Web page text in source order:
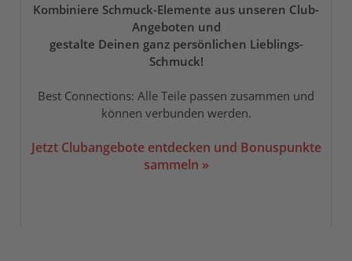
Kombiniere Schmuck-Elemente aus unseren Club-
Angeboten und
gestalte Deinen ganz persönlichen Lieblings-
Schmuck!
Best Connections: Alle Teile passen zusammen und
können verbunden werden.
Jetzt Clubangebote entdecken und Bonuspunkte
sammeln »